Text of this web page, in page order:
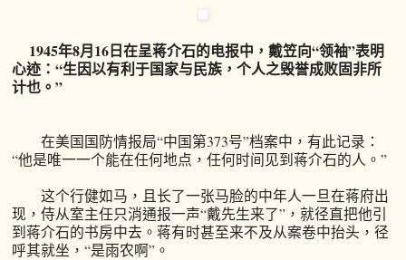
1945年8月16日在呈蒋介石的电报中，戴笠向“领袖”表明
心迹：“生因以有利于国家与民族，个人之毁誉成败固非所
计也。”
在美国国防情报局“中国第373号”档案中，有此记录：
“他是唯一一个能在任何地点，任何时间见到蒋介石的人。”
这个行健如马，且长了一张马脸的中年人一旦在蒋府出
现，侍从室主任只消通报一声“戴先生来了”，就径直把他引
到蒋介石的书房中去。蒋有时甚至来不及从案卷中抬头，径
呼其就坐，“是雨农啊”。